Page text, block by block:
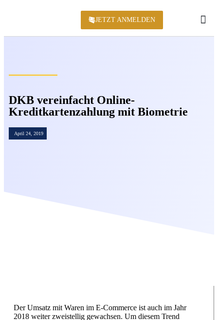
JETZT ANMELDEN
DKB vereinfacht Online-
Kreditkartenzahlung mit Biometrie
April 24, 2019
Der Umsatz mit Waren im E-Commerce ist auch im Jahr
2018 weiter zweistellig gewachsen. Um diesem Trend